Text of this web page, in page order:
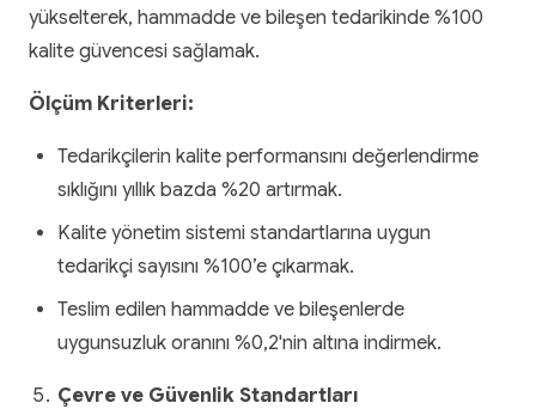
yükselterek, hammadde ve bileşen tedarikinde %100
kalite güvencesi sağlamak.
Ölçüm Kriterleri:
Tedarikçilerin kalite performansını değerlendirme
sıklığını yıllık bazda %20 artırmak.
Kalite yönetim sistemi standartlarına uygun
tedarikçi sayısını %100’e çıkarmak.
Teslim edilen hammadde ve bileşenlerde
uygunsuzluk oranını %0,2'nin altına indirmek.
Çevre ve Güvenlik Standartları